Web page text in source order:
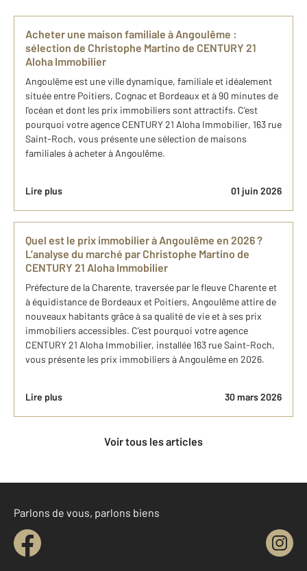
Acheter une maison familiale à Angoulême :
sélection de Christophe Martino de CENTURY 21
Aloha Immobilier
Angoulême est une ville dynamique, familiale et idéalement
située entre Poitiers, Cognac et Bordeaux et à 90 minutes de
l’océan et dont les prix immobiliers sont attractifs. C’est
pourquoi votre agence CENTURY 21 Aloha Immobilier, 163 rue
Saint-Roch, vous présente une sélection de maisons
familiales à acheter à Angoulême.
Lire plus 01 juin 2026
Quel est le prix immobilier à Angoulême en 2026 ?
L’analyse du marché par Christophe Martino de
CENTURY 21 Aloha Immobilier
Préfecture de la Charente, traversée par le fleuve Charente et
à équidistance de Bordeaux et Poitiers, Angoulême attire de
nouveaux habitants grâce à sa qualité de vie et à ses prix
immobiliers accessibles. C’est pourquoi votre agence
CENTURY 21 Aloha Immobilier, installée 163 rue Saint-Roch,
vous présente les prix immobiliers à Angoulême en 2026.
Lire plus 30 mars 2026
Voir tous les articles
Parlons de vous, parlons biens